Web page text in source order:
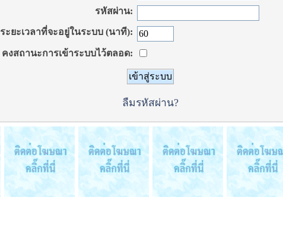
รหัสผ่าน:
ระยะเวลาที่จะอยู่ในระบบ (นาที):
คงสถานะการเข้าระบบไว้ตลอด:
ลืมรหัสผ่าน?